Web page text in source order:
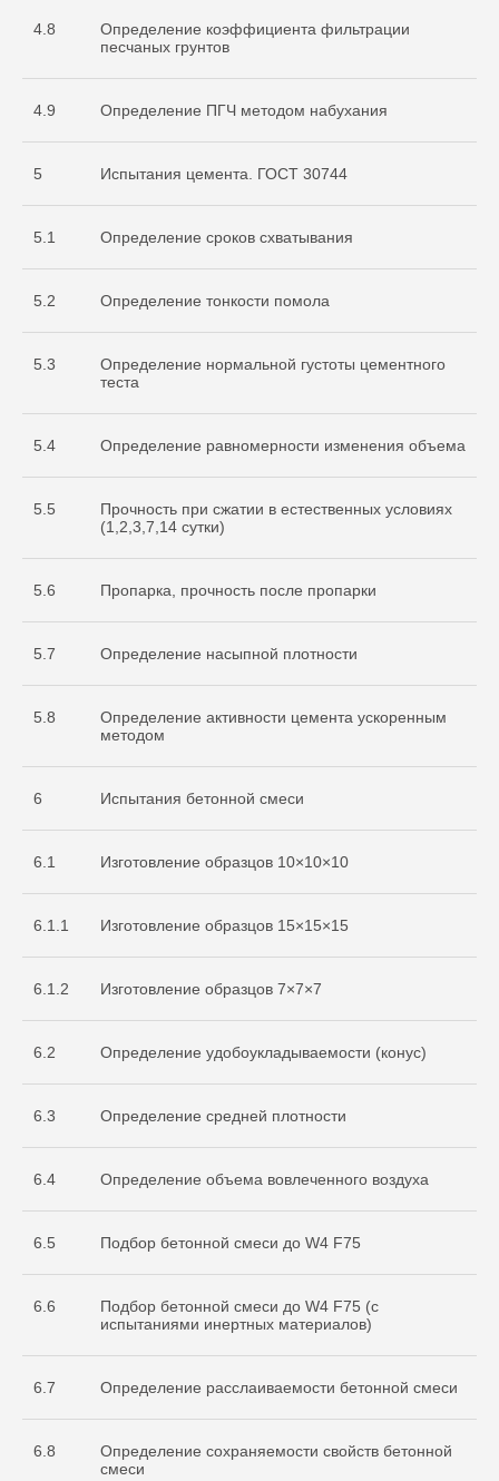
4.8
Определение коэффициента фильтрации
песчаных грунтов
4.9 Определение ПГЧ методом набухания
5 Испытания цемента. ГОСТ 30744
5.1 Определение сроков схватывания
5.2 Определение тонкости помола
5.3
Определение нормальной густоты цементного
теста
5.4 Определение равномерности изменения объема
5.5
Прочность при сжатии в естественных условиях
(1,2,3,7,14 сутки)
5.6 Пропарка, прочность после пропарки
5.7 Определение насыпной плотности
5.8
Определение активности цемента ускоренным
методом
6 Испытания бетонной смеси
6.1 Изготовление образцов 10×10×10
6.1.1 Изготовление образцов 15×15×15
6.1.2 Изготовление образцов 7×7×7
6.2 Определение удобоукладываемости (конус)
6.3 Определение средней плотности
6.4 Определение объема вовлеченного воздуха
6.5 Подбор бетонной смеси до W4 F75
6.6
Подбор бетонной смеси до W4 F75 (с
испытаниями инертных материалов)
6.7 Определение расслаиваемости бетонной смеси
6.8
Определение сохраняемости свойств бетонной
смеси
испытательной
лаборатории
Nº ИЛ-РОС-001691. Регистрационный
Nº POCC RU.32368.04HCO0
Разрешительная
документация
Остались вопросы
по необходимым объемам испытаний
ОСТАВИТЬ ЗАЯВКУ